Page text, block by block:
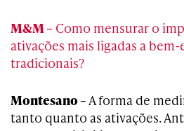
M&M – Como mensurar o
ativações mais ligadas a
tradicionais?
Montesano – A forma de
tanto quanto as ativações.